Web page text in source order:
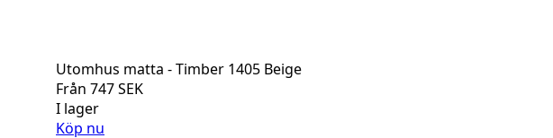
Utomhus matta - Timber 1405 Beige
Från 747SEK
I lager
Köp nu